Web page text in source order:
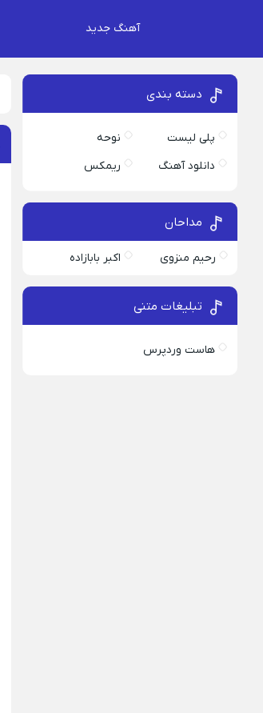
آهنگ جدید
دسته بندی
پلی لیست
نوحه
دانلود آهنگ
ریمکس
مداحان
رحیم منزوی اکبر بابازاده
تبلیغات متنی
هاست وردپرس